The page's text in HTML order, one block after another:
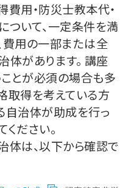
費用・防災士教本代・
ついて、一定条件を満
費用の一部または全
体があります。 講座
とが必須の場合も多
取得を考えている方
自治体が助成を行っ
ださい。
体は、以下から確認で